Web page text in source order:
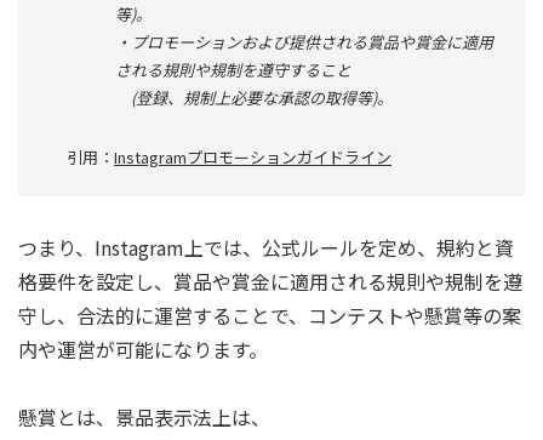
等)。
・プロモーションおよび提供される賞品や賞金に適用
される規則や規制を遵守すること
(登録、規制上必要な承認の取得等)。
引用： Instagramプロモーションガイドライン
つまり、Instagram上では、公式ルールを定め、規約と資
格要件を設定し、賞品や賞金に適用される規則や規制を遵
守し、合法的に運営することで、コンテストや懸賞等の案
内や運営が可能になります。
懸賞とは、景品表示法上は、